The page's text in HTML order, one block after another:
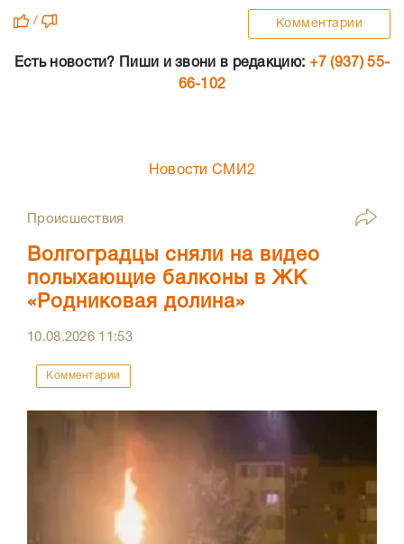
/ Комментарии
Есть новости? Пиши и звони в редакцию: +7 (937) 55-
66-102
Новости СМИ2
Происшествия
Волгоградцы сняли на видео
полыхающие балконы в ЖК
«Родниковая долина»
10.08.2026 11:53
Комментарии